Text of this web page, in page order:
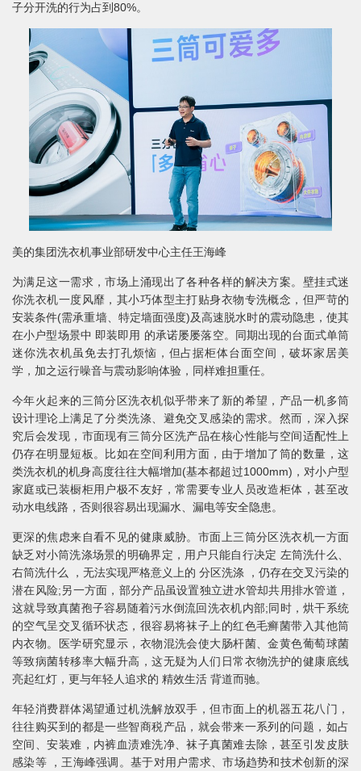
子分开洗的行为占到80%。
美的集团洗衣机事业部研发中心主任王海峰
为满足这一需求，市场上涌现出了各种各样的解决方案。壁挂式迷
你洗衣机一度风靡，其小巧体型主打贴身衣物专洗概念，但严苛的
安装条件(需承重墙、特定墙面强度)及高速脱水时的震动隐患，使其
在小户型场景中 即装即用 的承诺屡屡落空。同期出现的台面式单筒
迷你洗衣机虽免去打孔烦恼，但占据柜体台面空间，破坏家居美
学，加之运行噪音与震动影响体验，同样难担重任。
今年火起来的三筒分区洗衣机似乎带来了新的希望，产品一机多筒
设计理论上满足了分类洗涤、避免交叉感染的需求。然而，深入探
究后会发现，市面现有三筒分区洗产品在核心性能与空间适配性上
仍存在明显短板。比如在空间利用方面，由于增加了筒的数量，这
类洗衣机的机身高度往往大幅增加(基本都超过1000mm)，对小户型
家庭或已装橱柜用户极不友好，常需要专业人员改造柜体，甚至改
动水电线路，否则很容易出现漏水、漏电等安全隐患。
更深的焦虑来自看不见的健康威胁。市面上三筒分区洗衣机一方面
缺乏对小筒洗涤场景的明确界定，用户只能自行决定 左筒洗什么、
右筒洗什么 ，无法实现严格意义上的 分区洗涤 ，仍存在交叉污染的
潜在风险;另一方面，部分产品虽设置独立进水管却共用排水管道，
这就导致真菌孢子容易随着污水倒流回洗衣机内部;同时，烘干系统
的空气呈交叉循环状态，很容易将袜子上的红色毛癣菌带入其他筒
内衣物。医学研究显示，衣物混洗会使大肠杆菌、金黄色葡萄球菌
等致病菌转移率大幅升高，这无疑为人们日常衣物洗护的健康底线
亮起红灯，更与年轻人追求的 精效生活 背道而驰。
年轻消费群体渴望通过机洗解放双手，但市面上的机器五花八门，
往往购买到的都是一些智商税产品，就会带来一系列的问题，如占
空间、安装难，内裤血渍难洗净、袜子真菌难去除，甚至引发皮肤
感染等 ，王海峰强调。基于对用户需求、市场趋势和技术创新的深